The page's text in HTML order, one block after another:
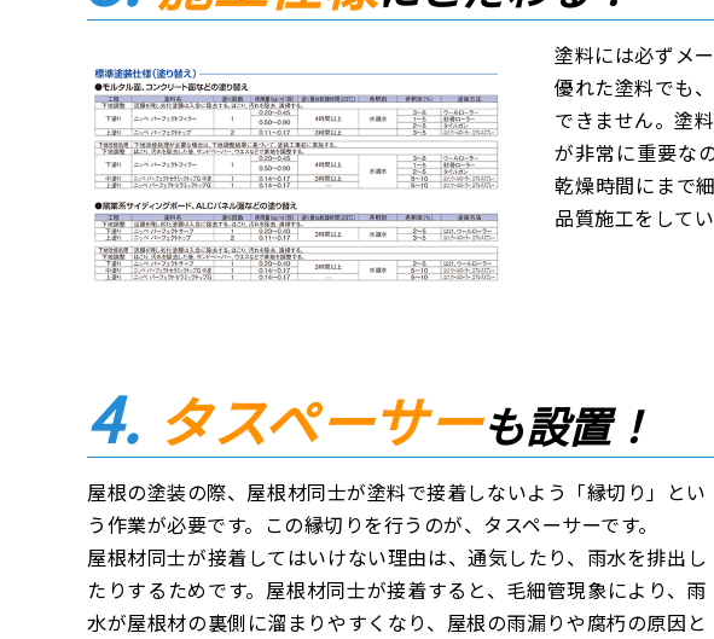
塗料には必ずメ
優れた塗料でも
できません。塗
が非常に重要な
乾燥時間にまで
品質施工をしてい
タスペーサーも設置！
屋根の塗装の際、屋根材同士が塗料で接着しないよう「縁切り」とい
う作業が必要です。この縁切りを行うのが、タスペーサーです。
屋根材同士が接着してはいけない理由は、通気したり、雨水を排出し
たりするためです。屋根材同士が接着すると、毛細管現象により、雨
水が屋根材の裏側に溜まりやすくなり、屋根の雨漏りや腐朽の原因と